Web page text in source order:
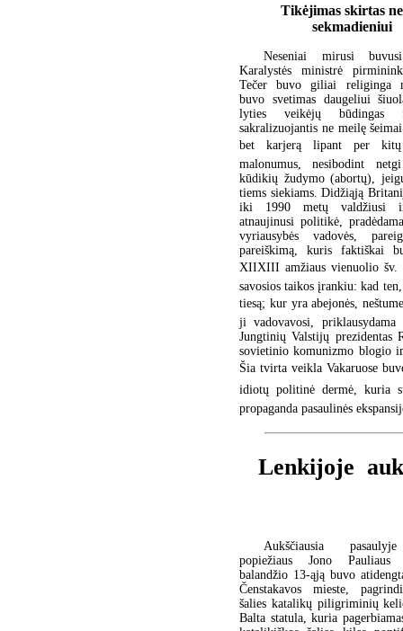
Tikėjimas skirtas
sekmadieniui
Neseniai mirusi
Karalystės ministrė
Tečer buvo giliai religinga
buvo svetimas daugeliui
lyties veikėjų būdingas
sakralizuojantis ne meilę
bet karjerą lipant per
malonumus, nesibodint
kūdikių žudymo (abortų),
tiems siekiams. Didžiąją
iki 1990 metų valdžiusi
atnaujinusi politikė,
vyriausybės vadovės,
pareiškimą, kuris faktiškai
XIIXIII amžiaus vienuolio šv.
savosios taikos įrankiu: kad
tiesą; kur yra abejonės,
ji vadovavosi,
Jungtinių Valstijų prezidentas
sovietinio komunizmo blogio
Šia tvirta veikla Vakaruose
idiotų politinė dermė, kuria
propaganda pasaulinės
Lenkijoje 
Aukščiausia
popiežiaus Jono
balandžio 13-ąją buvo
Čenstakavos mieste,
šalies katalikų piligriminių
Balta statula, kuria